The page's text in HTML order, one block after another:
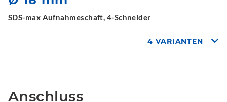
SDS-max Aufnahmeschaft, 4-Schneider
4 VARIANTEN
Anschluss